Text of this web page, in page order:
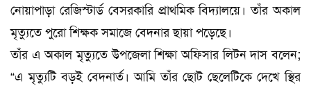
নোয়াপাড়া রেজিস্টার্ড বেসরকারি প্রাথমিক বিদ্যালয়ে। তাঁর অকাল
মৃত্যুতে পুরো শিক্ষক সমাজে বেদনার ছায়া পড়েছে।
তাঁর এ অকাল মৃত্যুতে উপজেলা শিক্ষা অফিসার লিটন দাস বলেন;
“এ মৃত্যুটি বড়ই বেদনার্ত। আমি তাঁর ছোট ছেলেটিকে দেখে স্থির